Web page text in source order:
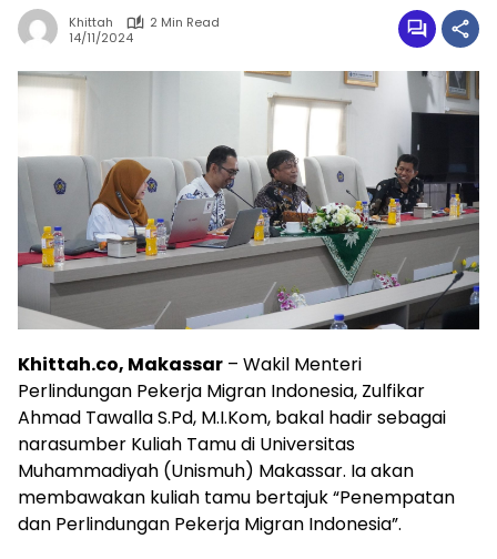
Khittah
2 Min Read
14/11/2024
Khittah.co, Makassar – Wakil Menteri
Perlindungan Pekerja Migran Indonesia, Zulfikar
Ahmad Tawalla S.Pd, M.I.Kom, bakal hadir sebagai
narasumber Kuliah Tamu di Universitas
Muhammadiyah (Unismuh) Makassar. Ia akan
membawakan kuliah tamu bertajuk “Penempatan
dan Perlindungan Pekerja Migran Indonesia”.